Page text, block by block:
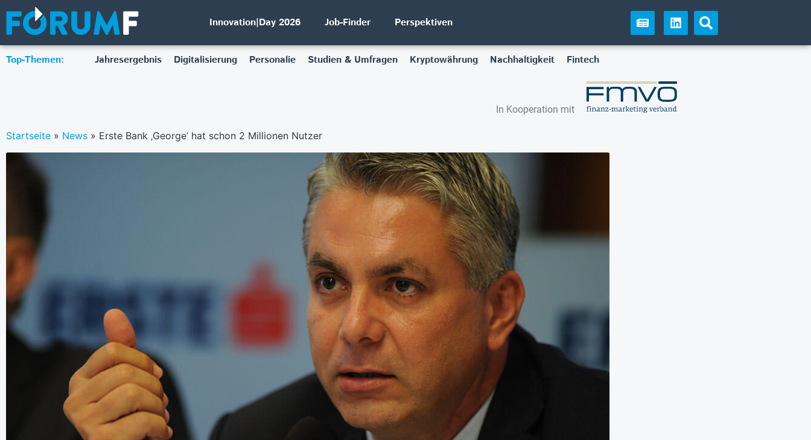
Innovation|Day 2026 Job-Finder Perspektiven
Top-Themen: Jahresergebnis Digitalisierung Personalie Studien & Umfragen Kryptowährung Nachhaltigkeit Fintech
In Kooperation mit
Startseite » News » Erste Bank ‚George’ hat schon 2 Millionen Nutzer